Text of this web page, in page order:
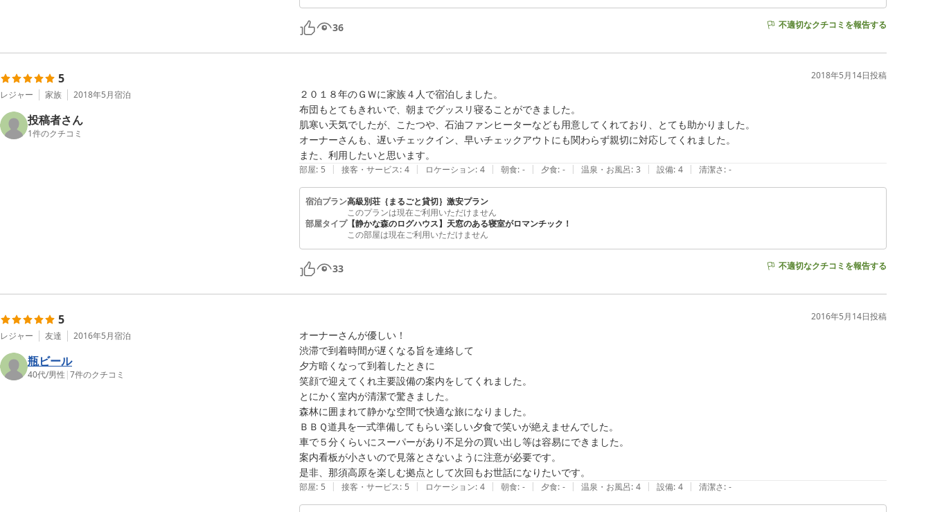
36 不適切なクチコミを報告する
5
レジャー 家族 2018年5月宿泊
投稿者さん
1件のクチコミ
2018年5月14日投稿
２０１８年のＧＷに家族４人で宿泊しました。
布団もとてもきれいで、朝までグッスリ寝ることができました。
肌寒い天気でしたが、こたつや、石油ファンヒーターなども用意してくれており、とても助かりました。
オーナーさんも、遅いチェックイン、早いチェックアウトにも関わらず親切に対応してくれました。
また、利用したいと思います。
部屋: 5 | 接客・サービス: 4 | ロケーション: 4 | 朝食: - | 夕食: - | 温泉・お風呂: 3 | 設備: 4 | 清潔さ: -
宿泊プラン高級別荘｛まるごと貸切｝激安プラン
このプランは現在ご利用いただけません
部屋タイプ【静かな森のログハウス】天窓のある寝室がロマンチック！
この部屋は現在ご利用いただけません
33 不適切なクチコミを報告する
5
レジャー 友達 2016年5月宿泊
瓶ビール
40代/男性 |7件のクチコミ
2016年5月14日投稿
オーナーさんが優しい！
渋滞で到着時間が遅くなる旨を連絡して
夕方暗くなって到着したときに
笑顔で迎えてくれ主要設備の案内をしてくれました。
とにかく室内が清潔で驚きました。
森林に囲まれて静かな空間で快適な旅になりました。
ＢＢＱ道具を一式準備してもらい楽しい夕食で笑いが絶えませんでした。
車で５分くらいにスーパーがあり不足分の買い出し等は容易にできました。
案内看板が小さいので見落とさないように注意が必要です。
是非、那須高原を楽しむ拠点として次回もお世話になりたいです。
部屋: 5 | 接客・サービス: 5 | ロケーション: 4 | 朝食: - | 夕食: - | 温泉・お風呂: 4 | 設備: 4 | 清潔さ: -